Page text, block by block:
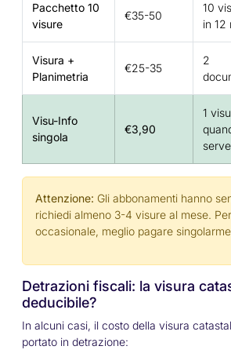
Pacchetto 10
visure
€35-50
10
in 12
Visura +
Planimetria
€25-35
2
Visu-Info
singola
€3,90
1
serve
Attenzione: Gli abbonamenti hanno
richiedi almeno 3-4 visure al mese.
occasionale, meglio pagare
Detrazioni fiscali: la visura
deducibile?
In alcuni casi, il costo della visura
portato in detrazione: